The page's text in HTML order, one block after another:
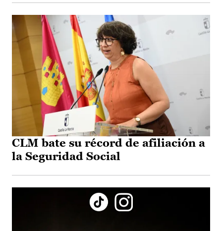
CLM bate su récord de afiliación a
la Seguridad Social